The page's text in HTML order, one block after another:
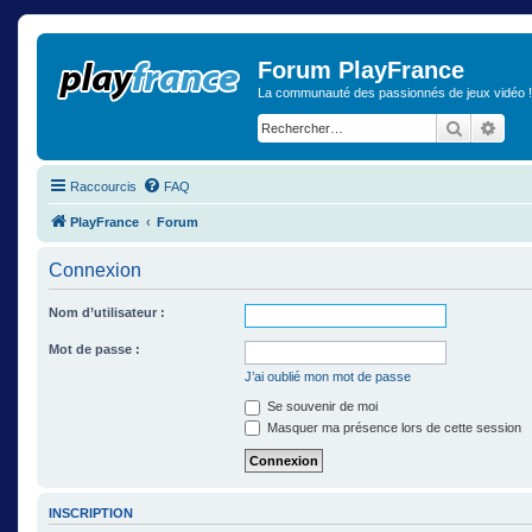
Forum PlayFrance
La communauté des passionnés de jeux vidéo !
Raccourcis FAQ
PlayFrance Forum
Connexion
Nom d’utilisateur :
Mot de passe :
J’ai oublié mon mot de passe
Se souvenir de moi
Masquer ma présence lors de cette session
INSCRIPTION